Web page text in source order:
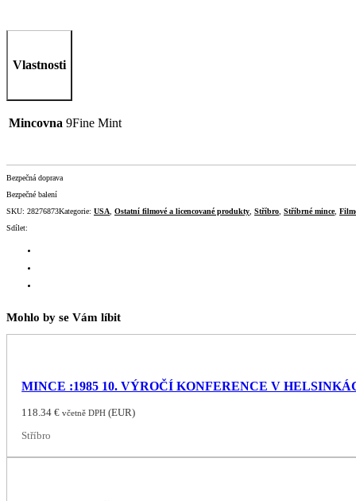
Vlastnosti
Mincovna 9Fine Mint
Bezpečná doprava
Bezpečné balení
SKU: 28276873Kategorie: USA, Ostatní filmové a licencované produkty, Stříbro, Stříbrné mince,
Sdílet:
Mohlo by se Vám líbit
MINCE :1985 10. VÝROČÍ KONFERENCE V
118.34€ včetně DPH (EUR)
Stříbro